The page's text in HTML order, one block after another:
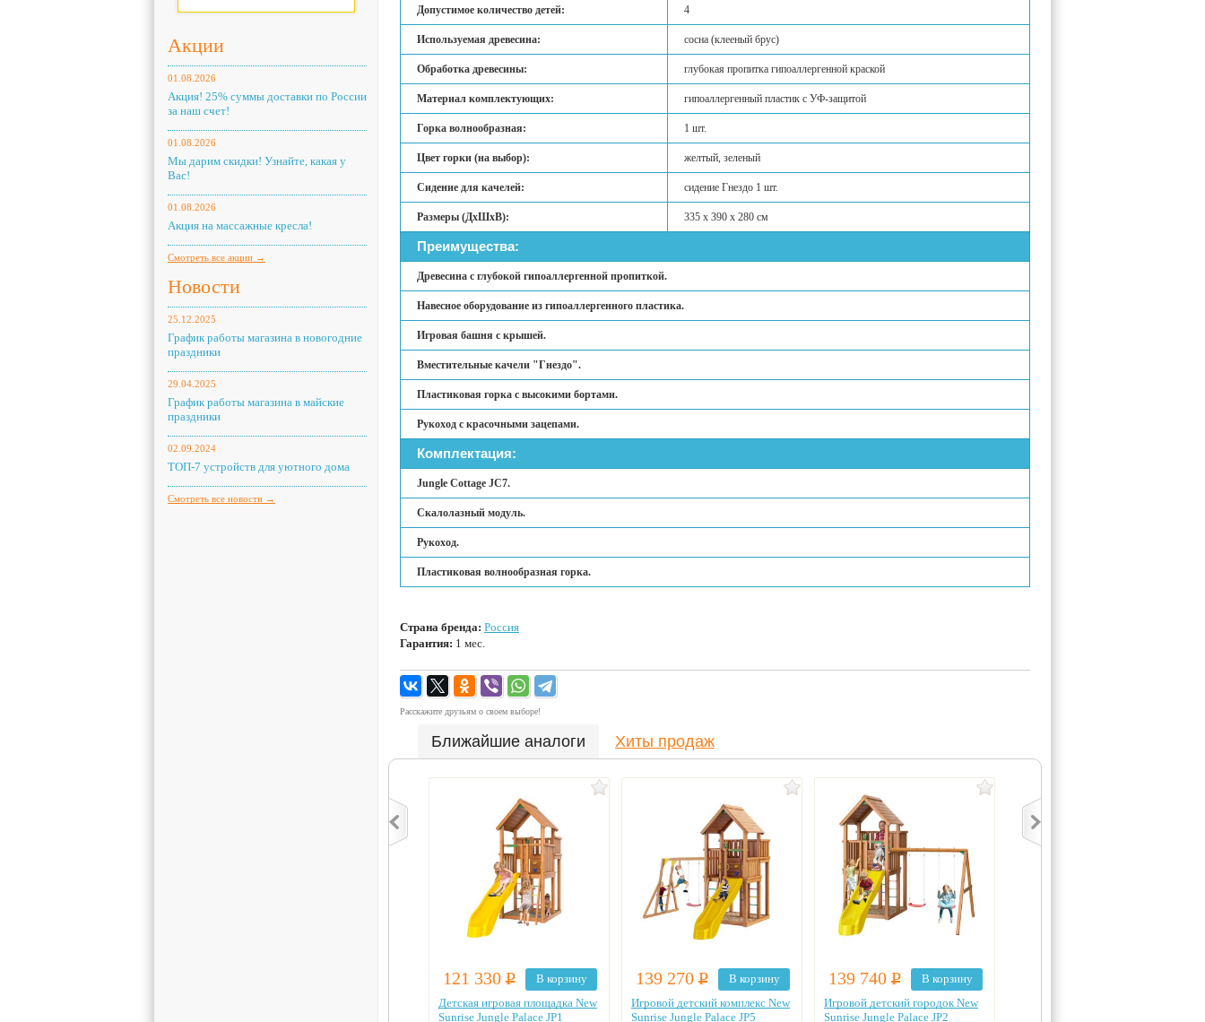
Акции
01.08.2026
Акция! 25% суммы доставки по России
за наш счет!
01.08.2026
Мы дарим скидки! Узнайте, какая у
Вас!
01.08.2026
Акция на массажные кресла!
Смотреть все акции →
Новости
25.12.2025
График работы магазина в новогодние
праздники
29.04.2025
График работы магазина в майские
праздники
02.09.2024
ТОП-7 устройств для уютного дома
Смотреть все новости →
Допустимое количество детей: 4
Используемая древесина: сосна (клееный брус)
Обработка древесины: глубокая пропитка гипоаллергенной краской
Материал комплектующих: гипоаллергенный пластик с УФ-защитой
Горка волнообразная: 1 шт.
Цвет горки (на выбор): желтый, зеленый
Сидение для качелей: сидение Гнездо 1 шт.
Размеры (ДхШхВ): 335 х 390 х 280 см
Преимущества:
Древесина с глубокой гипоаллергенной пропиткой.
Навесное оборудование из гипоаллергенного пластика.
Игровая башня с крышей.
Вместительные качели "Гнездо".
Пластиковая горка с высокими бортами.
Рукоход с красочными зацепами.
Комплектация:
Jungle Cottage JC7.
Скалолазный модуль.
Рукоход.
Пластиковая волнообразная горка.
Страна бренда: Россия
Гарантия: 1 мес.
Расскажите друзьям о своем выборе!
Ближайшие аналоги Хиты продаж
121 330 Р
В корзину
Детская игровая площадка New
Sunrise Jungle Palace JP1
139 270 Р
В корзину
Игровой детский комплекс New
Sunrise Jungle Palace JP5
139 740 Р
В корзину
Игровой детский городок New
Sunrise Jungle Palace JP2